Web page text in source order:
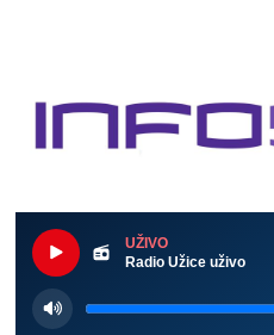
UŽIVO
Radio Užice uživo